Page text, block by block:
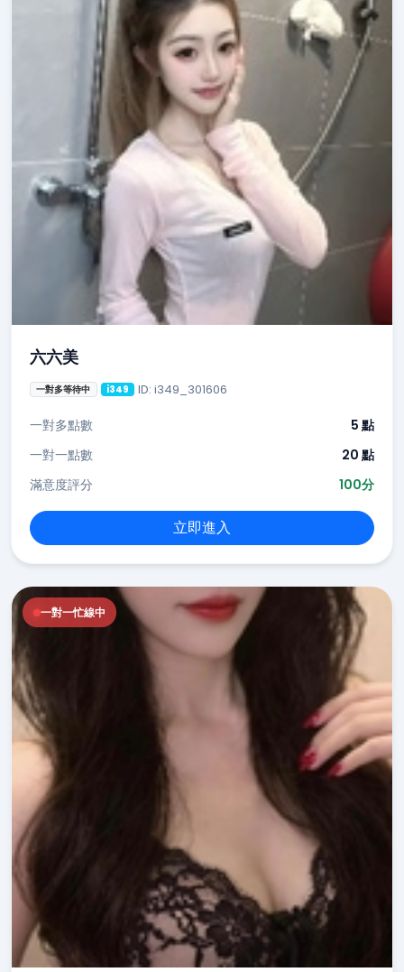
六六美
一對多等待中 i349 ID: i349_301606
一對多點數
5 點
一對一點數
20 點
滿意度評分
100分
立即進入
一對一忙線中